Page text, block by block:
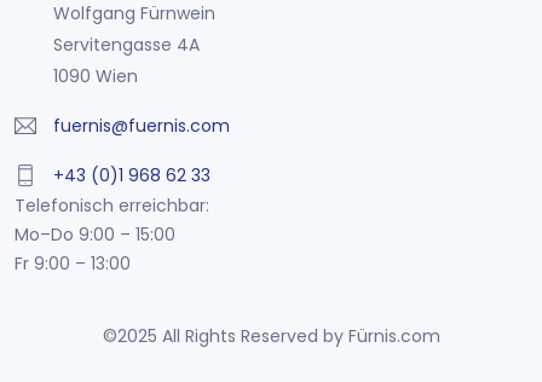
Wolfgang Fürnwein
Servitengasse 4A
1090 Wien
fuernis@fuernis.com
+43 (0)1 968 62 33
Telefonisch erreichbar:
Mo–Do 9:00 – 15:00
Fr 9:00 – 13:00
©2025 All Rights Reserved by Fürnis.com